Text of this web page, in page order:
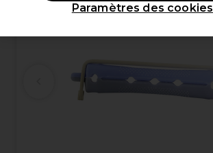
Paramètres des cookies